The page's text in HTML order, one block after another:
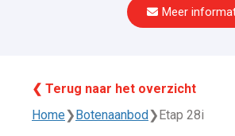
Meer
❮ Terug naar het overzicht
Home❯ Botenaanbod ❯ Etap 28i